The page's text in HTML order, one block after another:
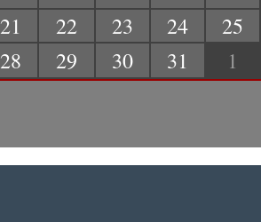
21 22 23 24
25
28 29 30 31 1